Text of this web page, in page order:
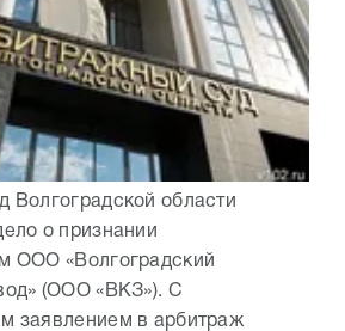
Волгоградской области
о признании
ООО «Волгоградский
(ООО «ВКЗ»). С
заявлением в арбитраж